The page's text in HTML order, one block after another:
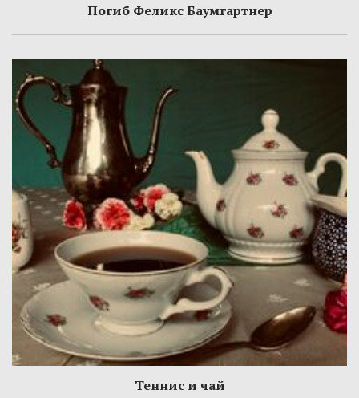
Погиб Феликс Баумгартнер
Теннис и чай